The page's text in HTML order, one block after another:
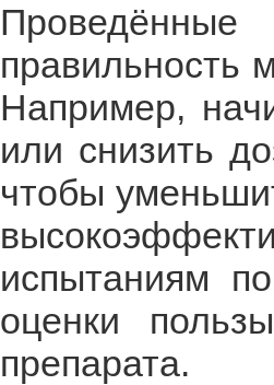
правильность
Например,
или снизить
чтобы
испытаниям
оценки
препарата.